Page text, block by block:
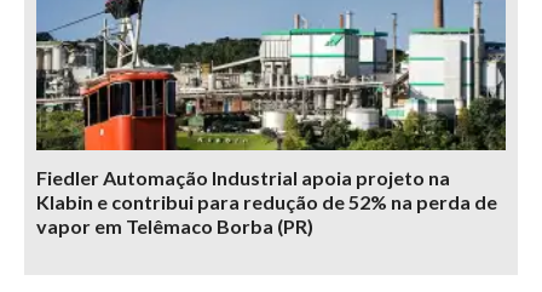
Fiedler Automação Industrial apoia projeto na
Klabin e contribui para redução de 52% na perda de
vapor em Telêmaco Borba (PR)